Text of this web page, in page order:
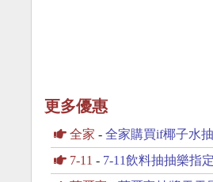
更多優惠
全家 - 全家購買if椰子水
7-11 - 7-11飲料抽抽樂指